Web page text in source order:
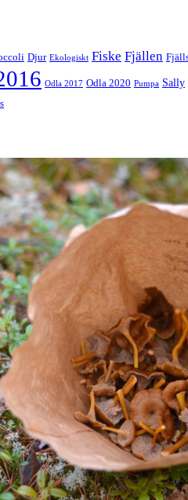
Djur Ekologiskt Fiske Fjällen
Odla 2017 Odla 2020 Pumpa Sally